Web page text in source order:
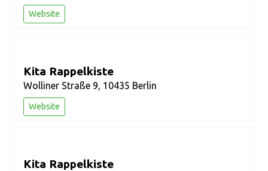
Website
Kita Rappelkiste
Wolliner Straße 9, 10435 Berlin
Website
Kita Rappelkiste